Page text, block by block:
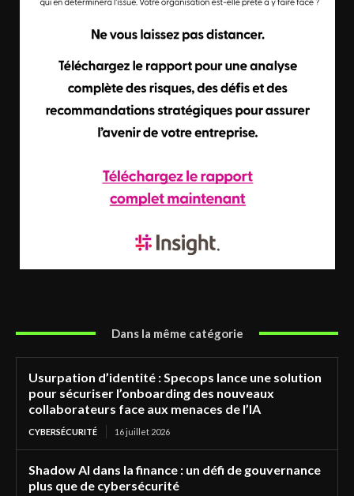
Dans la même catégorie
Usurpation d’identité : Specops lance une solution
pour sécuriser l’onboarding des nouveaux
collaborateurs face aux menaces de l’IA
CYBERSÉCURITÉ 16 juillet 2026
Shadow AI dans la finance : un défi de gouvernance
plus que de cybersécurité